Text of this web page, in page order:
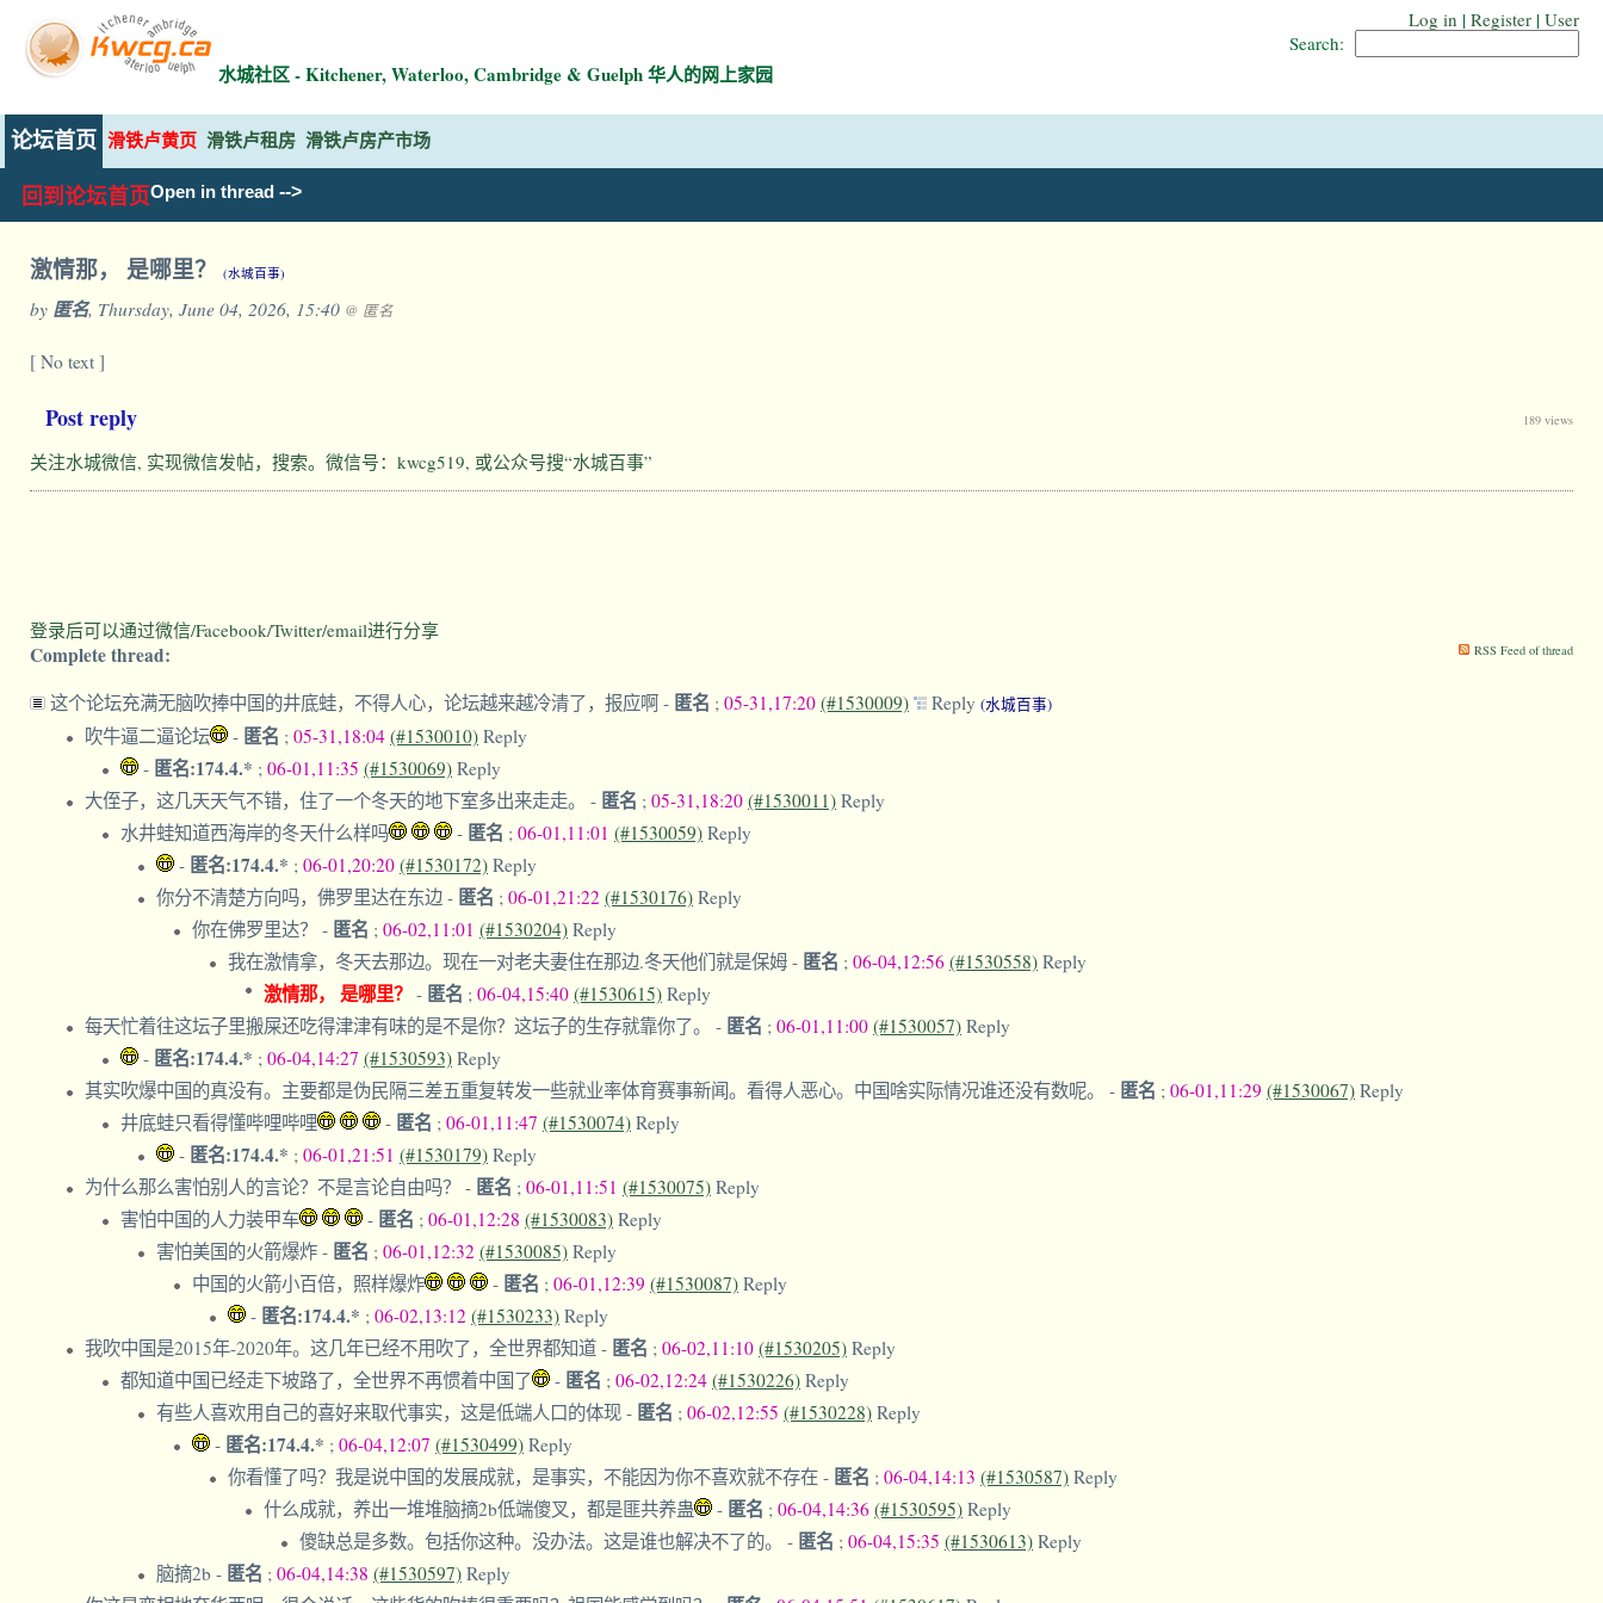
水城社区 - Kitchener, Waterloo, Cambridge & Guelph 华人的网上家园
Log in | Register | User
Search:
论坛首页 滑铁卢黄页 滑铁卢租房 滑铁卢房产市场
回到论坛首页Open in thread -->
激情那， 是哪里？ (水城百事)
by 匿名, Thursday, June 04, 2026, 15:40 @ 匿名
[ No text ]
Post reply 189 views
关注水城微信, 实现微信发帖，搜索。微信号：kwcg519, 或公众号搜“水城百事”
登录后可以通过微信/Facebook/Twitter/email进行分享
Complete thread: RSS Feed of thread
这个论坛充满无脑吹捧中国的井底蛙，不得人心，论坛越来越冷清了，报应啊 - 匿名 ; 05-31,17:20 (#1530009) Reply (水城百事)
吹牛逼二逼论坛 - 匿名 ; 05-31,18:04 (#1530010) Reply
- 匿名:174.4.* ; 06-01,11:35 (#1530069) Reply
大侄子，这几天天气不错，住了一个冬天的地下室多出来走走。 - 匿名 ; 05-31,18:20 (#1530011) Reply
水井蛙知道西海岸的冬天什么样吗
- 匿名 ; 06-01,11:01 (#1530059) Reply
- 匿名:174.4.* ; 06-01,20:20 (#1530172) Reply
你分不清楚方向吗，佛罗里达在东边 - 匿名 ; 06-01,21:22 (#1530176) Reply
你在佛罗里达？ - 匿名 ; 06-02,11:01 (#1530204) Reply
我在激情拿，冬天去那边。现在一对老夫妻住在那边.冬天他们就是保姆 - 匿名 ; 06-04,12:56 (#1530558) Reply
激情那， 是哪里？ - 匿名 ; 06-04,15:40 (#1530615) Reply
每天忙着往这坛子里搬屎还吃得津津有味的是不是你？这坛子的生存就靠你了。 - 匿名 ; 06-01,11:00 (#1530057) Reply
- 匿名:174.4.* ; 06-04,14:27 (#1530593) Reply
其实吹爆中国的真没有。主要都是伪民隔三差五重复转发一些就业率体育赛事新闻。看得人恶心。中国啥实际情况谁还没有数呢。 - 匿名 ; 06-01,11:29 (#1530067) Reply
井底蛙只看得懂哔哩哔哩
- 匿名 ; 06-01,11:47 (#1530074) Reply
- 匿名:174.4.* ; 06-01,21:51 (#1530179) Reply
为什么那么害怕别人的言论？不是言论自由吗？ - 匿名 ; 06-01,11:51 (#1530075) Reply
害怕中国的人力装甲车
- 匿名 ; 06-01,12:28 (#1530083) Reply
害怕美国的火箭爆炸 - 匿名 ; 06-01,12:32 (#1530085) Reply
中国的火箭小百倍，照样爆炸
- 匿名 ; 06-01,12:39 (#1530087) Reply
- 匿名:174.4.* ; 06-02,13:12 (#1530233) Reply
我吹中国是2015年-2020年。这几年已经不用吹了，全世界都知道 - 匿名 ; 06-02,11:10 (#1530205) Reply
都知道中国已经走下坡路了，全世界不再惯着中国了
- 匿名 ; 06-02,12:24 (#1530226) Reply
有些人喜欢用自己的喜好来取代事实，这是低端人口的体现 - 匿名 ; 06-02,12:55 (#1530228) Reply
- 匿名:174.4.* ; 06-04,12:07 (#1530499) Reply
你看懂了吗？我是说中国的发展成就，是事实，不能因为你不喜欢就不存在 - 匿名 ; 06-04,14:13 (#1530587) Reply
什么成就，养出一堆堆脑摘2b低端傻叉，都是匪共养蛊
- 匿名 ; 06-04,14:36 (#1530595) Reply
傻缺总是多数。包括你这种。没办法。这是谁也解决不了的。 - 匿名 ; 06-04,15:35 (#1530613) Reply
脑摘2b - 匿名 ; 06-04,14:38 (#1530597) Reply